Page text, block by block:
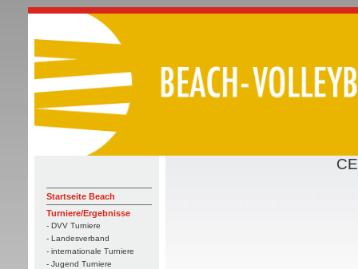
Startseite Beach
Turniere/Ergebnisse
- DVV Turniere
- Landesverband
- internationale Turniere
- Jugend Turniere